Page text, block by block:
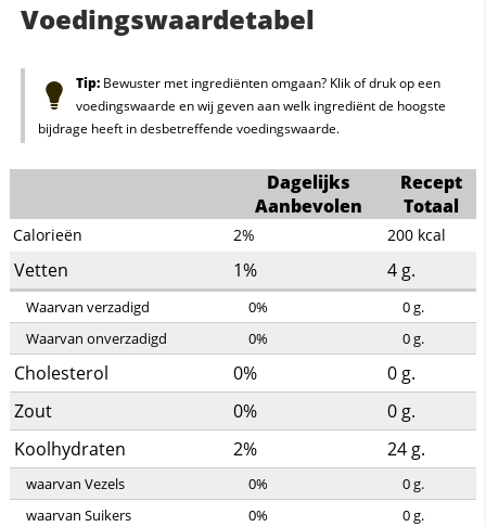
Voedingswaardetabel
Tip:Bewuster met ingrediënten omgaan? Klik of druk op een
voedingswaarde en wij geven aan welk ingrediënt de hoogste
bijdrage heeft in desbetreffende voedingswaarde.
Dagelijks
Aanbevolen
Recept
Totaal
Calorieën 2% 200 kcal
Vetten 1% 4g.
Waarvan verzadigd 0% 0g.
Waarvan onverzadigd
0% 0g.
Cholesterol 0% 0g.
Zout
0% 0g.
Koolhydraten
2% 24g.
waarvan Vezels 0% 0g.
waarvan Suikers
0% 0g.